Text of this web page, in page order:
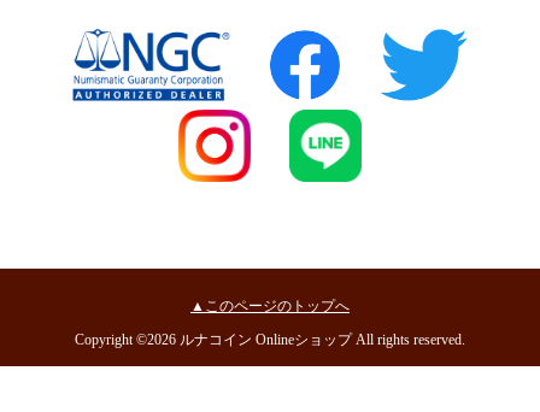
▲このページのトップへ
Copyright ©2026 ルナコイン Onlineショップ All rights reserved.